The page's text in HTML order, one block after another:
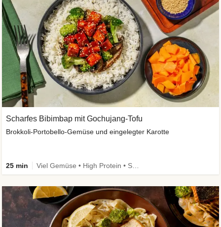
Scharfes Bibimbap mit Gochujang-Tofu
Brokkoli-Portobello-Gemüse und eingelegter Karotte
25 min